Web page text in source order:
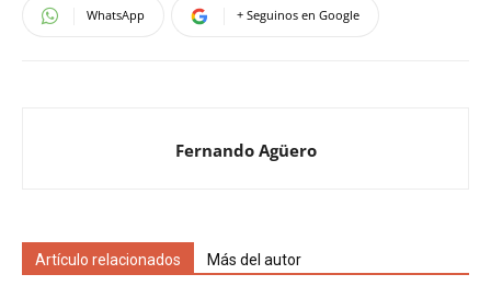
WhatsApp + Seguinos en Google
Fernando Agüero
Artículo relacionados Más del autor